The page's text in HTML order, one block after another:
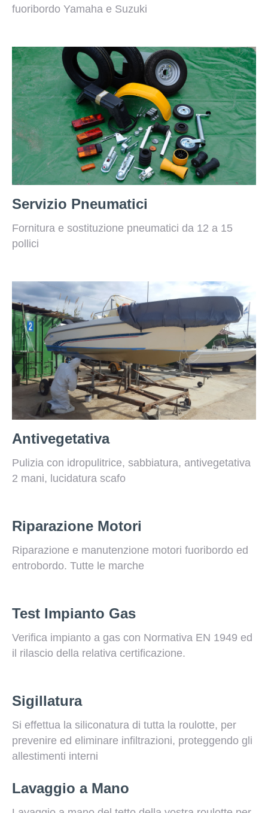
fuoribordo Yamaha e Suzuki
Servizio Pneumatici
Fornitura e sostituzione pneumatici da 12 a 15
pollici
Antivegetativa
Pulizia con idropulitrice, sabbiatura, antivegetativa
2 mani, lucidatura scafo
Riparazione Motori
Riparazione e manutenzione motori fuoribordo ed
entrobordo. Tutte le marche
Test Impianto Gas
Verifica impianto a gas con Normativa EN 1949 ed
il rilascio della relativa certificazione.
Sigillatura
Si effettua la siliconatura di tutta la roulotte, per
prevenire ed eliminare infiltrazioni, proteggendo gli
allestimenti interni
Lavaggio a Mano